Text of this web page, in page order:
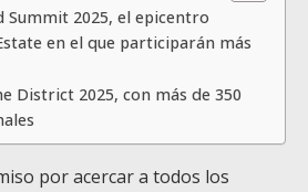
2025, el epicentro
en el que participarán más
District 2025, con más de 350
por acercar a todos los